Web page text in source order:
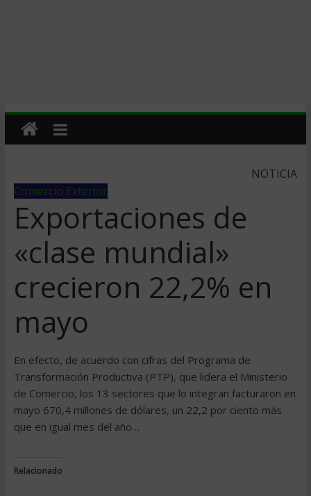
NOTICIA
Comercio Exterior
Exportaciones de
«clase mundial»
crecieron 22,2% en
mayo
En efecto, de acuerdo con cifras del Programa de
Transformación Productiva (PTP), que lidera el Ministerio
de Comercio, los 13 sectores que lo integran facturaron en
mayo 670,4 millones de dólares, un 22,2 por ciento más
que en igual mes del año…
Relacionado